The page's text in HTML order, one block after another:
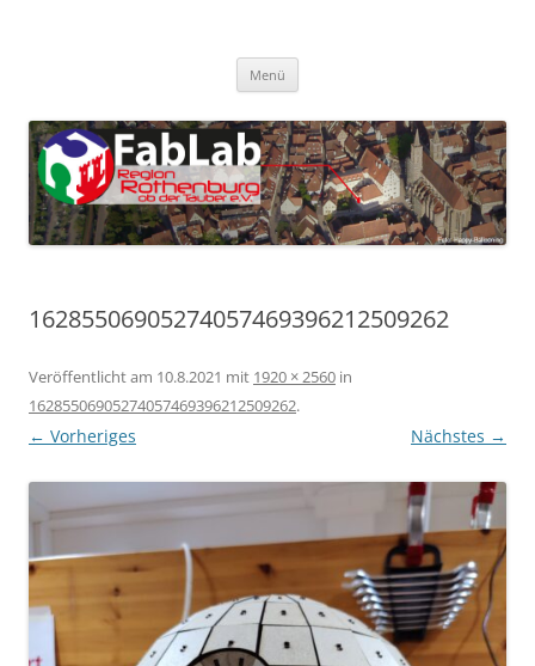
Menü
16285506905274057469396212509262
Veröffentlicht am 10.8.2021 mit 1920 × 2560 in
16285506905274057469396212509262.
← Vorheriges Nächstes →